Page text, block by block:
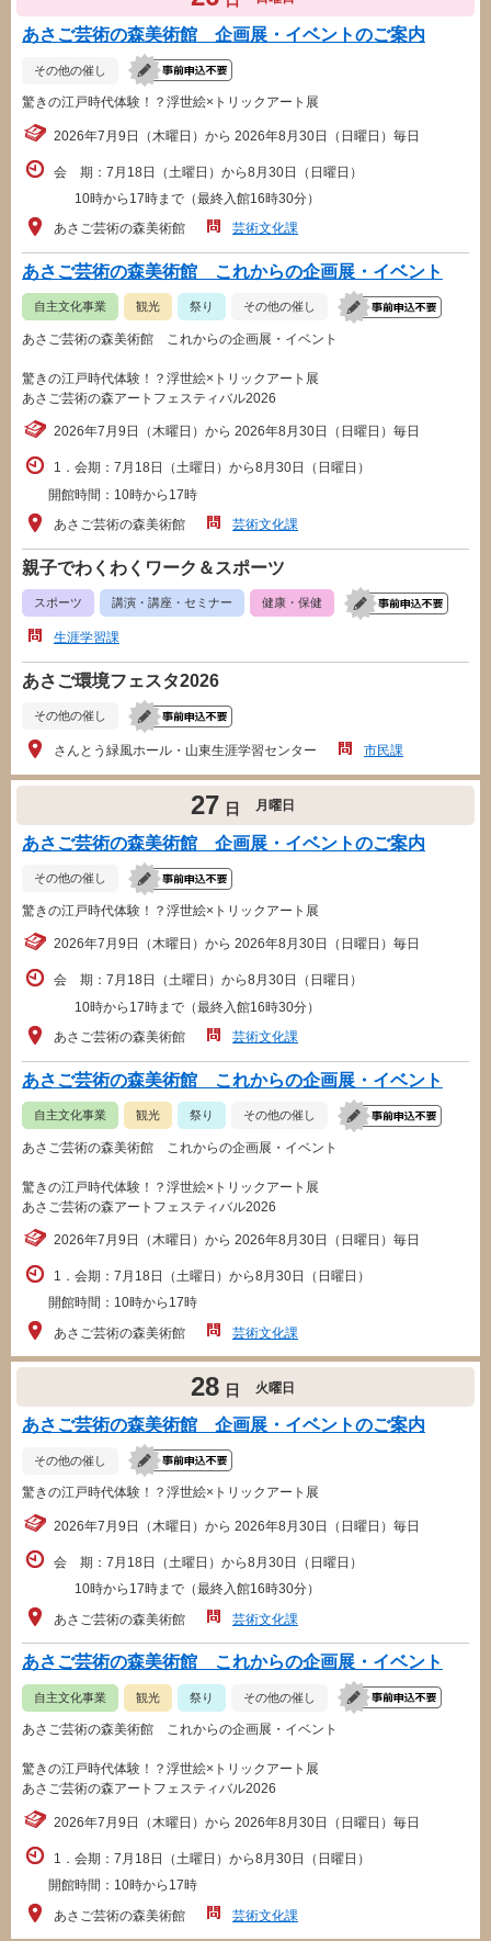
あさご芸術の森美術館 企画展・イベントのご案内
その他の催し
驚きの江戸時代体験！？浮世絵×トリックアート展
2026年7月9日（木曜日）から 2026年8月30日（日曜日）毎日
会 期：7月18日（土曜日）から8月30日（日曜日）
10時から17時まで（最終入館16時30分）
あさご芸術の森美術館
芸術文化課
あさご芸術の森美術館 これからの企画展・イベント
自主文化事業 観光 祭り その他の催し
あさご芸術の森美術館 これからの企画展・イベント
驚きの江戸時代体験！？浮世絵×トリックアート展
あさご芸術の森アートフェスティバル2026
2026年7月9日（木曜日）から 2026年8月30日（日曜日）毎日
1．会期：7月18日（土曜日）から8月30日（日曜日）
開館時間：10時から17時
あさご芸術の森美術館
芸術文化課
親子でわくわくワーク＆スポーツ
スポーツ 講演・講座・セミナー 健康・保健
生涯学習課
あさご環境フェスタ2026
その他の催し
さんとう緑風ホール・山東生涯学習センター 市民課
27 日 月曜日
あさご芸術の森美術館 企画展・イベントのご案内
その他の催し
驚きの江戸時代体験！？浮世絵×トリックアート展
2026年7月9日（木曜日）から 2026年8月30日（日曜日）毎日
会 期：7月18日（土曜日）から8月30日（日曜日）
10時から17時まで（最終入館16時30分）
あさご芸術の森美術館
芸術文化課
あさご芸術の森美術館 これからの企画展・イベント
自主文化事業 観光 祭り その他の催し
あさご芸術の森美術館 これからの企画展・イベント
驚きの江戸時代体験！？浮世絵×トリックアート展
あさご芸術の森アートフェスティバル2026
2026年7月9日（木曜日）から 2026年8月30日（日曜日）毎日
1．会期：7月18日（土曜日）から8月30日（日曜日）
開館時間：10時から17時
あさご芸術の森美術館
芸術文化課
28 日 火曜日
あさご芸術の森美術館 企画展・イベントのご案内
その他の催し
驚きの江戸時代体験！？浮世絵×トリックアート展
2026年7月9日（木曜日）から 2026年8月30日（日曜日）毎日
会 期：7月18日（土曜日）から8月30日（日曜日）
10時から17時まで（最終入館16時30分）
あさご芸術の森美術館
芸術文化課
あさご芸術の森美術館 これからの企画展・イベント
自主文化事業 観光 祭り その他の催し
あさご芸術の森美術館 これからの企画展・イベント
驚きの江戸時代体験！？浮世絵×トリックアート展
あさご芸術の森アートフェスティバル2026
2026年7月9日（木曜日）から 2026年8月30日（日曜日）毎日
1．会期：7月18日（土曜日）から8月30日（日曜日）
開館時間：10時から17時
あさご芸術の森美術館
芸術文化課